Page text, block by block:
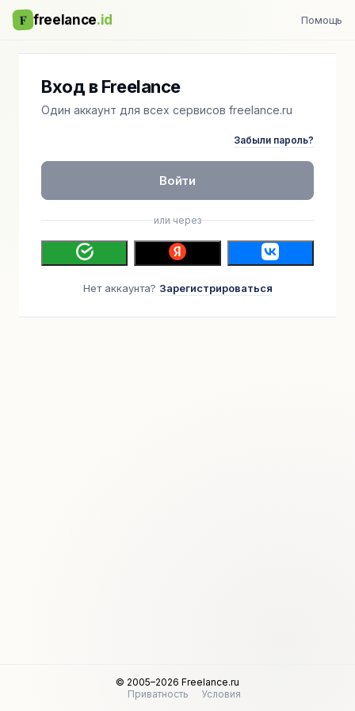
F freelance.id Помощь
Вход в Freelance
Один аккаунт для всех сервисов freelance.ru
Забыли пароль?
Войти
или через
Нет аккаунта? Зарегистрироваться
© 2005–2026 Freelance.ru
Приватность
Условия